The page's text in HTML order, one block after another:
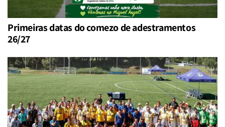
Primeiras datas do comezo de adestramentos
26/27